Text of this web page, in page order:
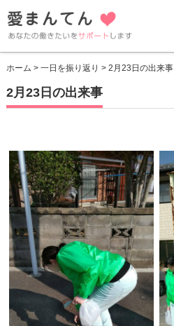
ホーム > 一日を振り返り > 2月23日の出来事
2月23日の出来事